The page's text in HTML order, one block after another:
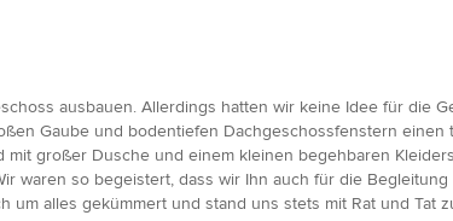
ausbauen. Allerdings hatten wir keine Idee für die
Gaube und bodentiefen Dachgeschossfenstern einen
großer Dusche und einem kleinen begehbaren
waren so begeistert, dass wir Ihn auch für die Begleitung
alles gekümmert und stand uns stets mit Rat und Tat